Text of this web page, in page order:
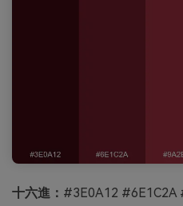
十六進： #3E0A12 #6E1C2A